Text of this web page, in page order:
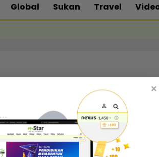
Global Sukan Travel
Follow media sosial kami
×